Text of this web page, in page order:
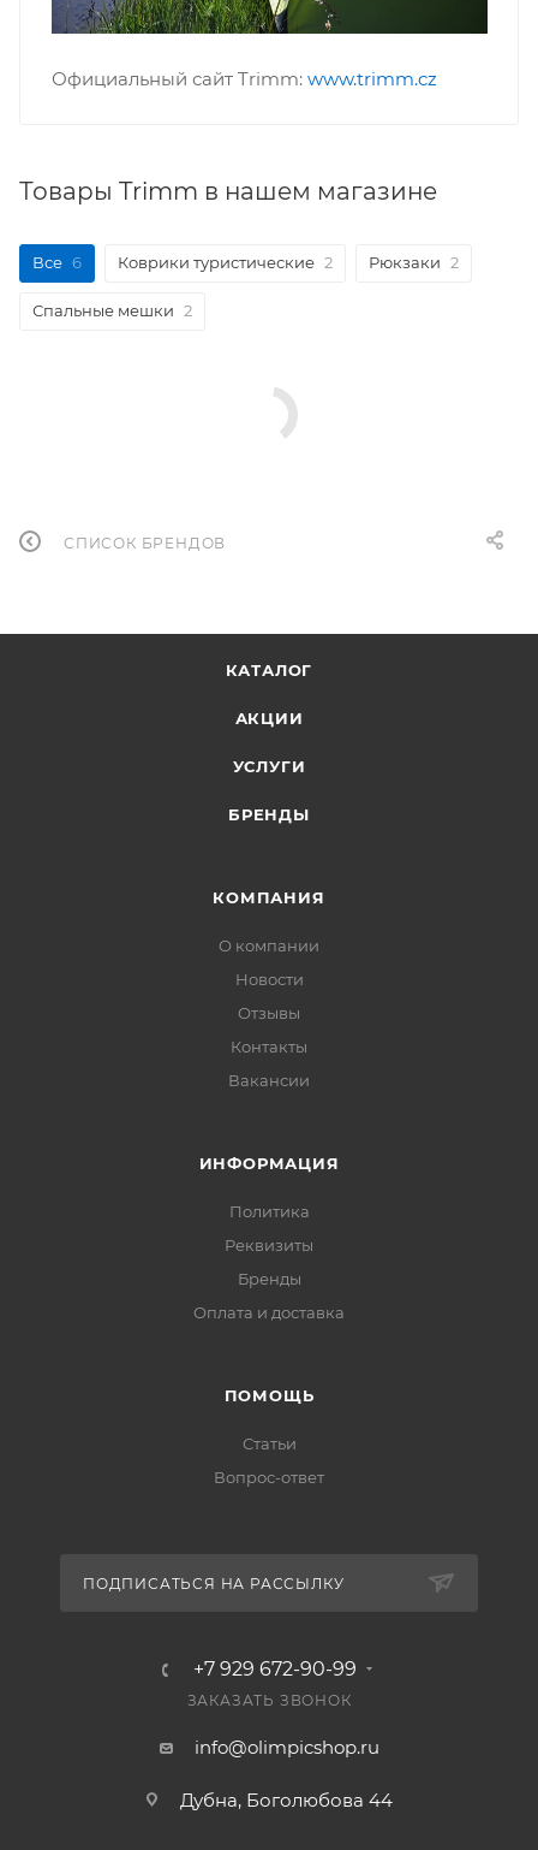
Официальный сайт Trimm: www.trimm.cz
Товары Trimm в нашем магазине
Все 6 Коврики туристические 2 Рюкзаки 2
Спальные мешки 2
СПИСОК БРЕНДОВ
КАТАЛОГ
АКЦИИ
УСЛУГИ
БРЕНДЫ
КОМПАНИЯ
О компании
Новости
Отзывы
Контакты
Вакансии
ИНФОРМАЦИЯ
Политика
Реквизиты
Бренды
Оплата и доставка
ПОМОЩЬ
Статьи
Вопрос-ответ
ПОДПИСАТЬСЯ НА РАССЫЛКУ
+7 929 672-90-99
ЗАКАЗАТЬ ЗВОНОК
info@olimpicshop.ru
Дубна, Боголюбова 44